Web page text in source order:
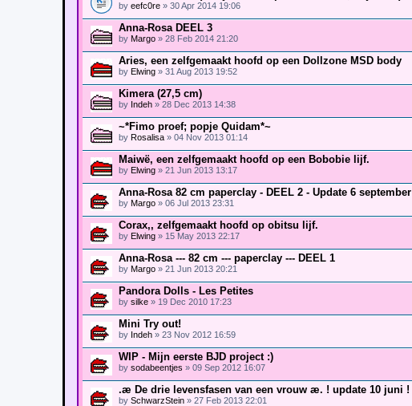
by eefc0re » 30 Apr 2014 19:06
Anna-Rosa DEEL 3
by Margo » 28 Feb 2014 21:20
Aries, een zelfgemaakt hoofd op een Dollzone MSD body
by Elwing » 31 Aug 2013 19:52
Kimera (27,5 cm)
by Indeh » 28 Dec 2013 14:38
~*Fimo proef; popje Quidam*~
by Rosalisa » 04 Nov 2013 01:14
Maiwë, een zelfgemaakt hoofd op een Bobobie lijf.
by Elwing » 21 Jun 2013 13:17
Anna-Rosa 82 cm paperclay - DEEL 2 - Update 6 september
by Margo » 06 Jul 2013 23:31
Corax,, zelfgemaakt hoofd op obitsu lijf.
by Elwing » 15 May 2013 22:17
Anna-Rosa --- 82 cm --- paperclay --- DEEL 1
by Margo » 21 Jun 2013 20:21
Pandora Dolls - Les Petites
by silke » 19 Dec 2010 17:23
Mini Try out!
by Indeh » 23 Nov 2012 16:59
WIP - Mijn eerste BJD project :)
by sodabeentjes » 09 Sep 2012 16:07
.æ De drie levensfasen van een vrouw æ. ! update 10 juni !
by SchwarzStein » 27 Feb 2013 22:01